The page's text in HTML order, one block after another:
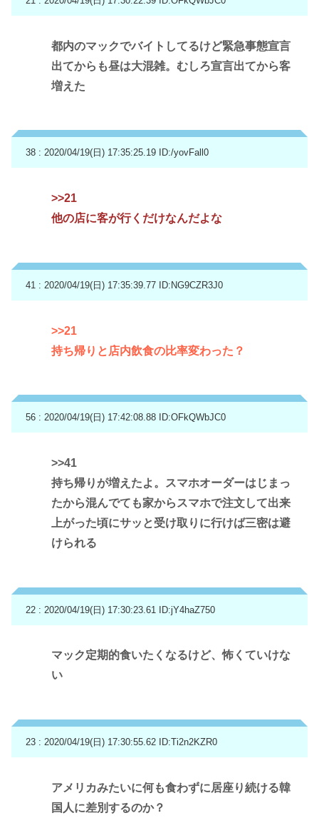
都内のマックでバイトしてるけど緊急事態宣言
出てからも昼は大混雑。むしろ宣言出てから客
増えた
38 : 2020/04/19(日) 17:35:25.19 ID:/yovFall0
>>21
他の店に客が行くだけなんだよな
41 : 2020/04/19(日) 17:35:39.77 ID:NG9CZR3J0
>>21
持ち帰りと店内飲食の比率変わった？
56 : 2020/04/19(日) 17:42:08.88 ID:OFkQWbJC0
>>41
持ち帰りが増えたよ。スマホオーダーはじまっ
たから混んでても家からスマホで注文して出来
上がった頃にサッと受け取りに行けば三密は避
けられる
22 : 2020/04/19(日) 17:30:23.61 ID:jY4haZ750
マック定期的食いたくなるけど、怖くていけな
い
23 : 2020/04/19(日) 17:30:55.62 ID:Ti2n2KZR0
アメリカみたいに何も食わずに居座り続ける韓
国人に差別するのか？